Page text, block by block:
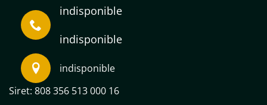
indisponible
indisponible
indisponible
Siret: 808 356 513 000 16